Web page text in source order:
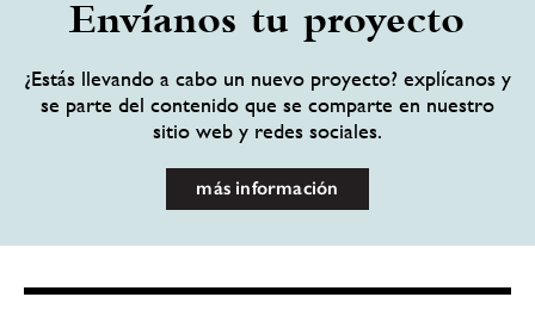
Envíanos tu proyecto
¿Estás llevando a cabo un nuevo proyecto? explícanos y
se parte del contenido que se comparte en nuestro
sitio web y redes sociales.
más información